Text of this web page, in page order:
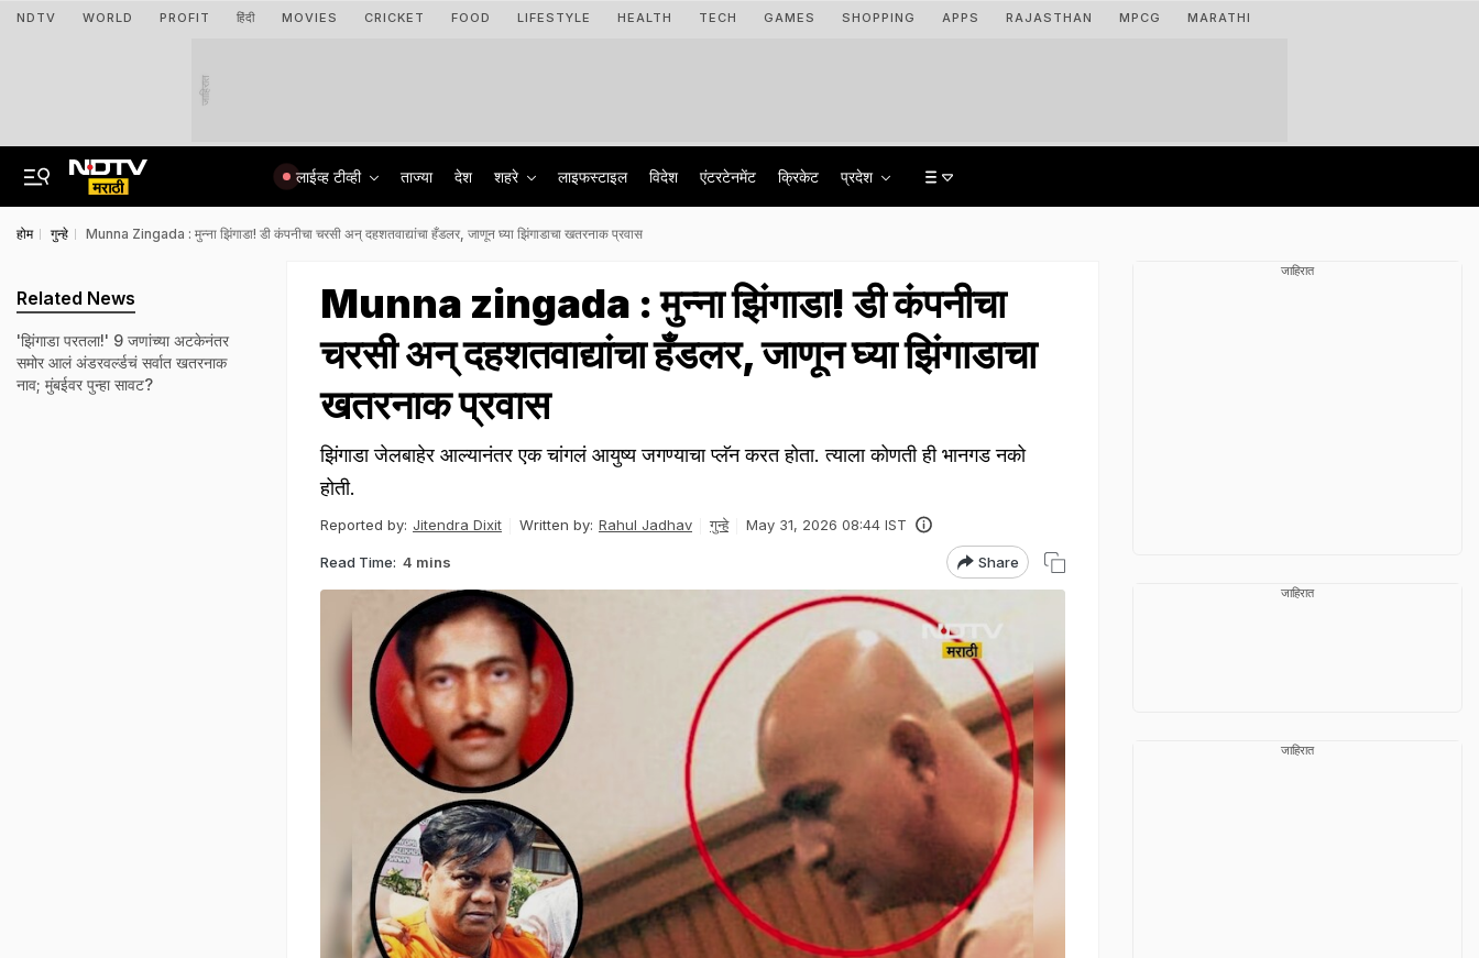
NDTV WORLD PROFIT हिंदी MOVIES CRICKET FOOD LIFESTYLE HEALTH TECH GAMES SHOPPING APPS RAJASTHAN MPCG MARATHI
जाहिरात
लाईव्ह टीव्ही ताज्या देश शहरे लाइफस्टाइल विदेश एंटरटेनमेंट क्रिकेट प्रदेश
होम गुन्हे Munna Zingada : मुन्ना झिंगाडा! डी कंपनीचा चरसी अन् दहशतवाद्यांचा हँडलर, जाणून घ्या झिंगाडाचा खतरनाक प्रवास
Munna zingada : मुन्ना झिंगाडा! डी कंपनीचा
चरसी अन् दहशतवाद्यांचा हँडलर, जाणून घ्या झिंगाडाचा
खतरनाक प्रवास
झिंगाडा जेलबाहेर आल्यानंतर एक चांगलं आयुष्य जगण्याचा प्लॅन करत होता. त्याला कोणती ही भानगड नको
होती.
Reported by: Jitendra Dixit Written by: Rahul Jadhav गुन्हे May 31, 2026 08:44 IST
Read Time: 4 mins Share
Related News
'झिंगाडा परतला!' 9 जणांच्या अटकेनंतर
समोर आलं अंडरवर्ल्डचं सर्वात खतरनाक
नाव; मुंबईवर पुन्हा सावट?
जाहिरात
जाहिरात
जाहिरात